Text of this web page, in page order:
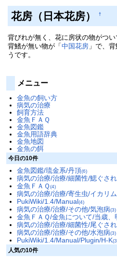
花房（日本花房） †
背びれが無く、花に房状の物がつい
背鰭が無い物が「中国花房 」で、
うです。
メニュー
金魚の飼い方
病気の治療
飼育方法
金魚ＦＡＱ
金魚図鑑
金魚用語辞典
金魚地図
金魚の餌
今日の10件
金魚図鑑/琉金系/丹頂(6)
病気の治療/治療/細菌性/鰓ぐさ
金魚ＦＡＱ(4)
病気の治療/治療/寄生虫/イカリ
PukiWiki/1.4/Manual(4)
病気の治療/治療/その他/気泡病(3)
金魚ＦＡＱ/金魚について/当歳、
病気の治療/治療/細菌性/尾ぐさ
病気の治療/治療/その他/水泡病(3)
PukiWiki/1.4/Manual/Plugin/H-K
人気の10件